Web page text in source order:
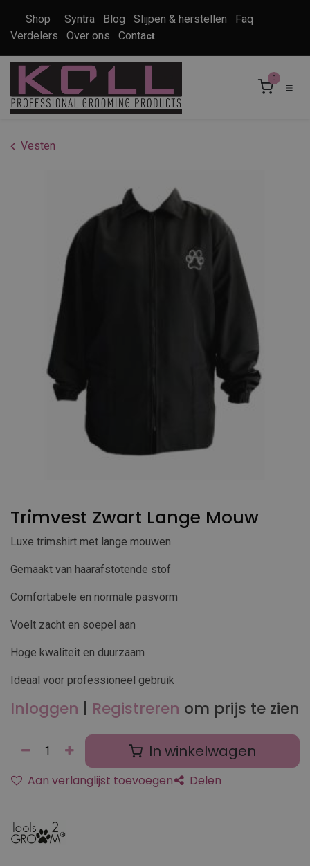
Shop Syntra Blog Slijpen & herstellen
Faq
Verdelers
Over ons Contact
0
Vesten
Trimvest Zwart Lange Mouw
Luxe trimshirt met lange mouwen
Gemaakt van haarafstotende stof
Comfortabele en normale pasvorm
Voelt zacht en soepel aan
Hoge kwaliteit en duurzaam
Ideaal voor professioneel gebruik
Inloggen | Registreren om prijs te zien
In winkelwagen
Aan verlanglijst toevoegen Delen